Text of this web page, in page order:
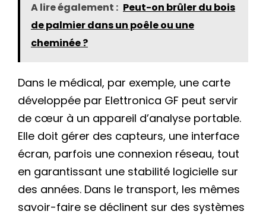
A lire également : Peut-on brûler du bois
de palmier dans un poêle ou une
cheminée ?
Dans le médical, par exemple, une carte
développée par Elettronica GF peut servir
de cœur à un appareil d’analyse portable.
Elle doit gérer des capteurs, une interface
écran, parfois une connexion réseau, tout
en garantissant une stabilité logicielle sur
des années. Dans le transport, les mêmes
savoir-faire se déclinent sur des systèmes